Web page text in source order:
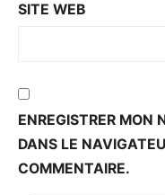
SITE WEB
ENREGISTRER MON
DANS LE
COMMENTAIRE.